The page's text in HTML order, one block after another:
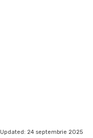
Updated: 24 septembrie 2025